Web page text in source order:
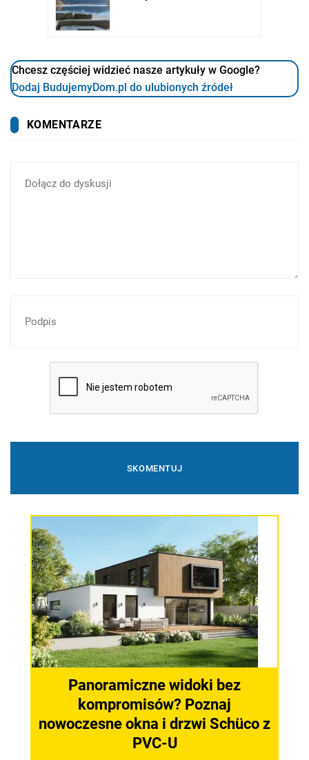
Chcesz częściej widzieć nasze artykuły w Google?
Dodaj BudujemyDom.pl do ulubionych źródeł
KOMENTARZE
Panoramiczne widoki bez
kompromisów? Poznaj
nowoczesne okna i drzwi Schüco z
PVC-U